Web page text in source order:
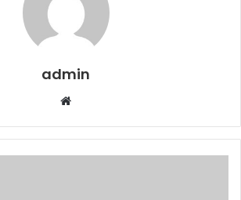
admin
b
s